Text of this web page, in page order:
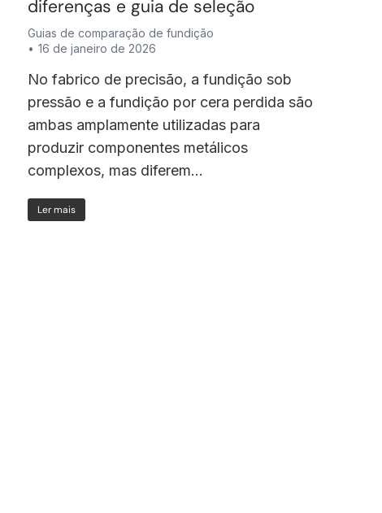
diferenças e guia de seleção
Guias de comparação de fundição
16 de janeiro de 2026
No fabrico de precisão, a fundição sob
pressão e a fundição por cera perdida são
ambas amplamente utilizadas para
produzir componentes metálicos
complexos, mas diferem...
Ler mais